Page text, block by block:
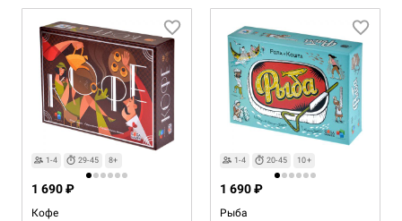
1-4 29-45 8+
Кофе
1 690 ₽
1-4 20-45 10+
Рыба
1 690 ₽